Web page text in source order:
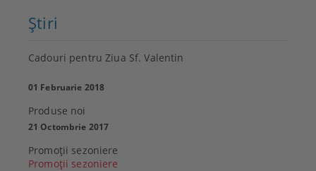
Ştiri
Cadouri pentru Ziua Sf. Valentin
01 Februarie 2018
Produse noi
21 Octombrie 2017
Promoţii sezoniere
Promoţii sezoniere